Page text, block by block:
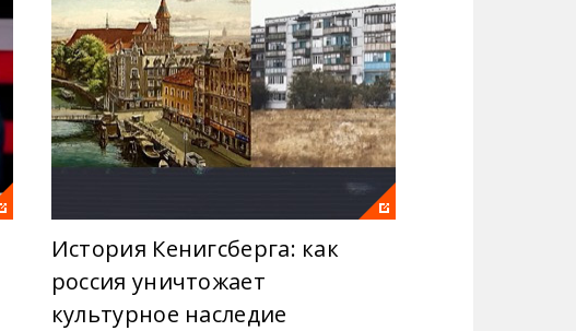
История Кенигсберга: как
россия уничтожает
культурное наследие